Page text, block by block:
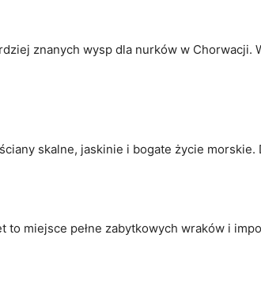
znanych wysp dla nurków w Chorwacji.
skalne, jaskinie i bogate życie
to miejsce pełne zabytkowych wraków i